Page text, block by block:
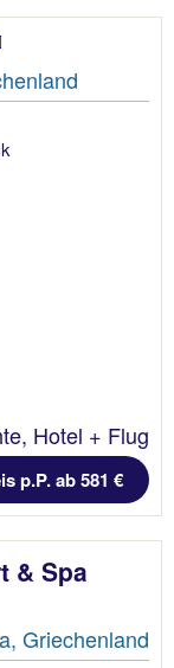
Hotel + Flug
p.P. ab 581 €
& Spa
Griechenland